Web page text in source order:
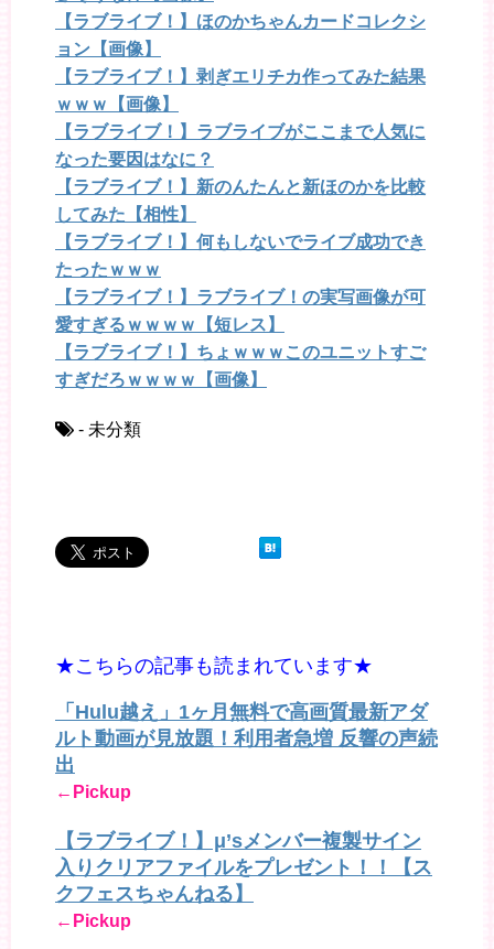
【ラブライブ！】ほのかちゃんカードコレクシ
ョン【画像】
【ラブライブ！】剥ぎエリチカ作ってみた結果
ｗｗｗ【画像】
【ラブライブ！】ラブライブがここまで人気に
なった要因はなに？
【ラブライブ！】新のんたんと新ほのかを比較
してみた【相性】
【ラブライブ！】何もしないでライブ成功でき
たったｗｗｗ
【ラブライブ！】ラブライブ！の実写画像が可
愛すぎるｗｗｗｗ【短レス】
【ラブライブ！】ちょｗｗｗこのユニットすご
すぎだろｗｗｗｗ【画像】
- 未分類
★こちらの記事も読まれています★
「Hulu越え」1ヶ月無料で高画質最新アダ
ルト動画が見放題！利用者急増 反響の声続
出
←Pickup
【ラブライブ！】μ’sメンバー複製サイン
入りクリアファイルをプレゼント！！【ス
クフェスちゃんねる】
←Pickup